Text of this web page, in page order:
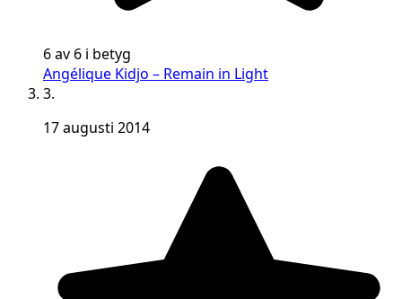
6 av 6 i betyg
Angélique Kidjo – Remain in Light
3.
17 augusti 2014